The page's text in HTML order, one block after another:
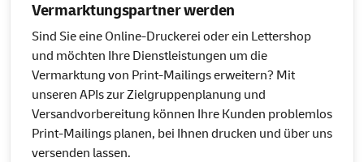
Vermarktungspartner werden
Sind Sie eine Online-Druckerei oder ein Lettershop
und möchten Ihre Dienstleistungen um die
Vermarktung von Print-Mailings erweitern? Mit
unseren APIs zur Zielgruppenplanung und
Versandvorbereitung können Ihre Kunden problemlos
Print-Mailings planen, bei Ihnen drucken und über uns
versenden lassen.